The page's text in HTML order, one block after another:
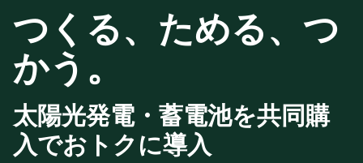
本事業について
共同購入事業とは
事務局について
全国で実施している共同購入事業
製品を選択する
太陽光パネル / 太陽光パネル＋蓄電池
蓄電池 (パネル設置済の方)
ブログ
つくる、ためる、つ
かう 。
太陽光発電・蓄電池を共同購
入でおトクに導入